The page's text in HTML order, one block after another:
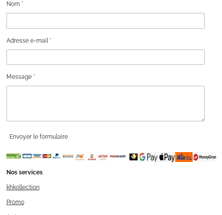
Nom *
Adresse e-mail *
Message *
Envoyer le formulaire
Nos services
khkollection
Promo